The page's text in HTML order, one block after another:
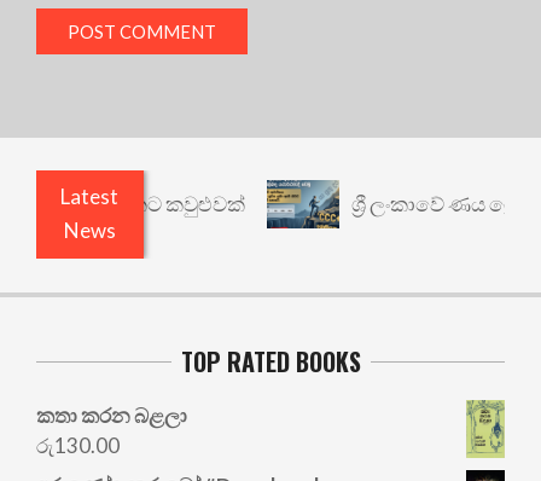
Latest
News
යථාර්ථයකට කවුළුවක් ශ්‍රී ලංකාවේ ණය
TOP RATED BOOKS
කතා කරන බළලා
රු130.00